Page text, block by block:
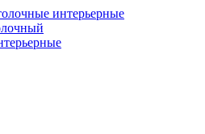
интерьерные